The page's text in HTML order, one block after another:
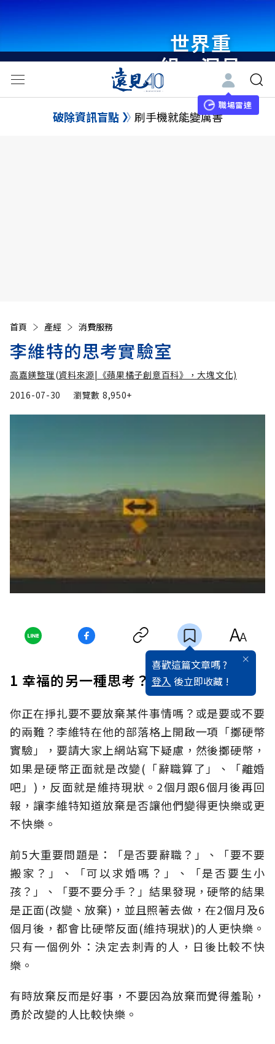
世界重
組・洞見
未來 與
世界領袖
職場雷達
破除資訊盲點 刷手機就能變厲害
首頁 產經 消費服務
李維特的思考實驗室
高嘉鎂整理(資料來源|《蘋果橘子創意百科》，大塊文化)
2016-07-30
瀏覽數 8,950+
喜歡這篇文章嗎 ?
登入 後立即收藏 !
1 幸福的另一種思考？
你正在掙扎要不要放棄某件事情嗎？或是要或不要
的兩難？李維特在他的部落格上開啟一項「擲硬幣
實驗」，要請大家上網站寫下疑慮，然後擲硬幣，
如果是硬幣正面就是改變(「辭職算了」、「離婚
吧」)，反面就是維持現狀。2個月跟6個月後再回
報，讓李維特知道放棄是否讓他們變得更快樂或更
不快樂。
前5大重要問題是：「是否要辭職？」、「要不要
搬家？」、「可以求婚嗎？」、「是否要生小
孩？」、「要不要分手？」結果發現，硬幣的結果
是正面(改變、放棄)，並且照著去做，在2個月及6
個月後，都會比硬幣反面(維持現狀)的人更快樂。
只有一個例外：決定去刺青的人，日後比較不快
樂。
有時放棄反而是好事，不要因為放棄而覺得羞恥，
勇於改變的人比較快樂。